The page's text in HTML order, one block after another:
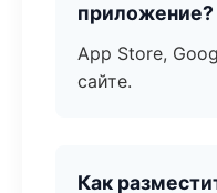
приложение?
App Store,
сайте.
Как